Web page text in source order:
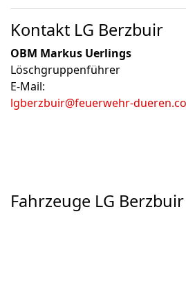
Kontakt LG Berzbuir
OBM Markus Uerlings
Löschgruppenführer
E-Mail:
lgberzbuir@feuerwehr-
Fahrzeuge LG Berzbuir